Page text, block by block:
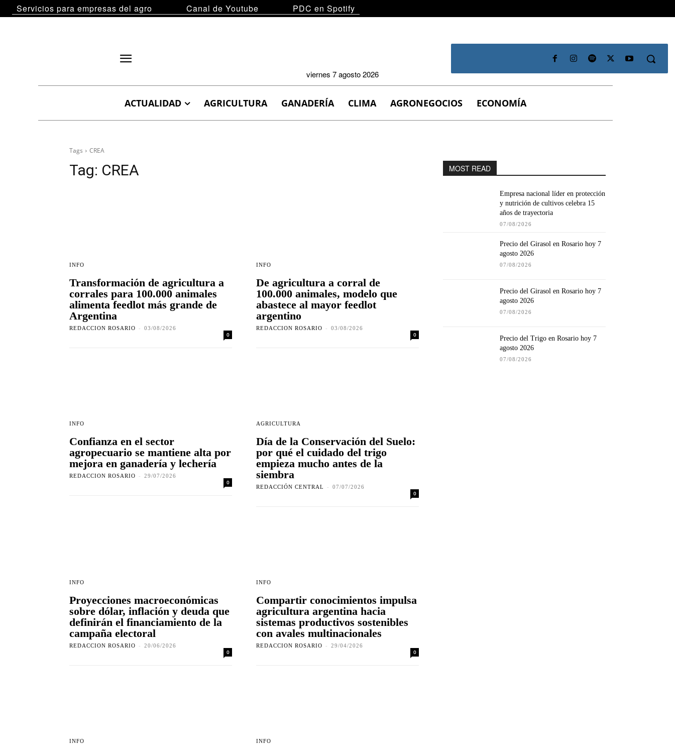
Servicios para empresas del agro Canal de Youtube PDC en Spotify
viernes 7 agosto 2026
ACTUALIDAD AGRICULTURA GANADERÍA CLIMA AGRONEGOCIOS ECONOMÍA
Tags CREA
Tag: CREA
INFO
Transformación de agricultura a
corrales para 100.000 animales
alimenta feedlot más grande de
Argentina
REDACCION ROSARIO - 03/08/2026
0
INFO
De agricultura a corral de
100.000 animales, modelo que
abastece al mayor feedlot
argentino
REDACCION ROSARIO - 03/08/2026
0
INFO
Confianza en el sector
agropecuario se mantiene alta por
mejora en ganadería y lechería
REDACCION ROSARIO - 29/07/2026
0
AGRICULTURA
Día de la Conservación del Suelo:
por qué el cuidado del trigo
empieza mucho antes de la
siembra
REDACCIÓN CENTRAL - 07/07/2026
0
INFO
Proyecciones macroeconómicas
sobre dólar, inflación y deuda que
definirán el financiamiento de la
campaña electoral
REDACCION ROSARIO - 20/06/2026
0
INFO
Compartir conocimientos impulsa
agricultura argentina hacia
sistemas productivos sostenibles
con avales multinacionales
REDACCION ROSARIO - 29/04/2026
0
INFO INFO
MOST READ
Empresa nacional líder en protección
y nutrición de cultivos celebra 15
años de trayectoria
07/08/2026
Precio del Girasol en Rosario hoy 7
agosto 2026
07/08/2026
Precio del Girasol en Rosario hoy 7
agosto 2026
07/08/2026
Precio del Trigo en Rosario hoy 7
agosto 2026
07/08/2026